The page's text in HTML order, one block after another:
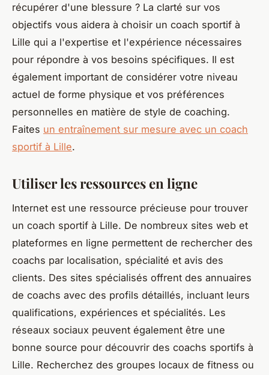
récupérer d'une blessure ? La clarté sur vos
objectifs vous aidera à choisir un coach sportif à
Lille qui a l'expertise et l'expérience nécessaires
pour répondre à vos besoins spécifiques. Il est
également important de considérer votre niveau
actuel de forme physique et vos préférences
personnelles en matière de style de coaching.
Faites un entraînement sur mesure avec un coach
sportif à Lille.
Utiliser les ressources en ligne
Internet est une ressource précieuse pour trouver
un coach sportif à Lille. De nombreux sites web et
plateformes en ligne permettent de rechercher des
coachs par localisation, spécialité et avis des
clients. Des sites spécialisés offrent des annuaires
de coachs avec des profils détaillés, incluant leurs
qualifications, expériences et spécialités. Les
réseaux sociaux peuvent également être une
bonne source pour découvrir des coachs sportifs à
Lille. Recherchez des groupes locaux de fitness ou